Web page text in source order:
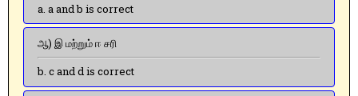
a. a and b is correct
ஆ) இ மற்றும் ஈ சரி
b. c and d is correct